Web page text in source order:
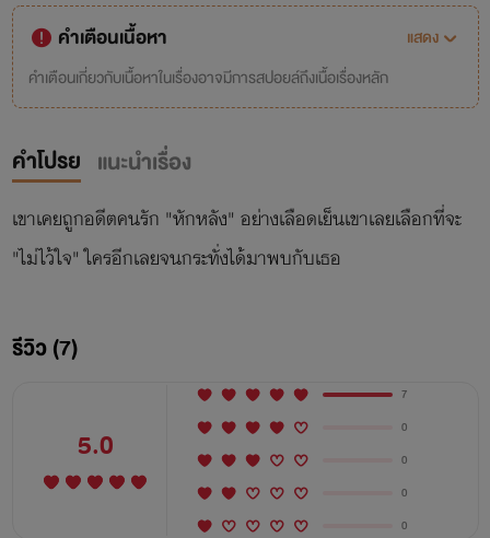
คำเตือนเนื้อหา
แสดง
คำเตือนเกี่ยวกับเนื้อหาในเรื่องอาจมีการสปอยล์ถึงเนื้อเรื่องหลัก
คำโปรย แนะนำเรื่อง
เขาเคยถูกอดีตคนรัก "หักหลัง" อย่างเลือดเย็นเขาเลยเลือกที่จะ
"ไม่ไว้ใจ" ใครอีกเลยจนกระทั่งได้มาพบกับเธอ
รีวิว (7)
5.0
7
0
0
0
0